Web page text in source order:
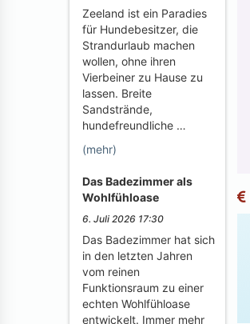
Zeeland ist ein Paradies
für Hundebesitzer, die
Strandurlaub machen
wollen, ohne ihren
Vierbeiner zu Hause zu
lassen. Breite
Sandstrände,
hundefreundliche …
(mehr)
Das Badezimmer als
Wohlfühloase
6. Juli 2026 17:30
Das Badezimmer hat sich
in den letzten Jahren
vom reinen
Funktionsraum zu einer
echten Wohlfühloase
entwickelt. Immer mehr